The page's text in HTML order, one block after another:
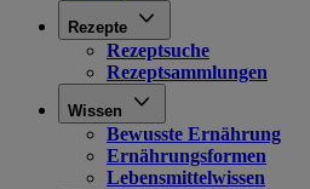
Rezepte
Rezeptsuche
Rezeptsammlungen
Wissen
Bewusste Ernährung
Ernährungsformen
Lebensmittelwissen